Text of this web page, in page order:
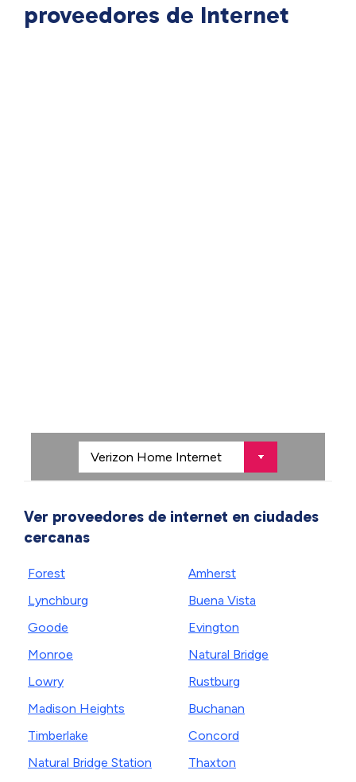
proveedores de Internet
Ver proveedores de internet en ciudades
cercanas
Forest
Lynchburg
Goode
Monroe
Lowry
Madison Heights
Timberlake
Natural Bridge Station
Amherst
Buena Vista
Evington
Natural Bridge
Rustburg
Buchanan
Concord
Thaxton